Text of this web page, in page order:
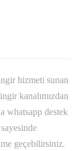
hizmeti sunan
kanalımızdan
whatsapp destek
geçebilirsiniz.